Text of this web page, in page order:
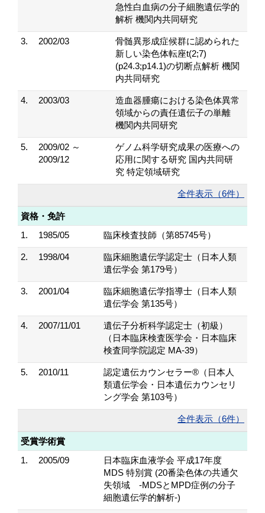
急性白血病の分子細胞遺伝学的
解析 機関内共同研究
3. 2002/03
骨髄異形成症候群に認められた
新しい染色体転座t(2;7)
(p24.3;p14.1)の切断点解析 機関
内共同研究
4. 2003/03
造血器腫瘍における染色体異常
領域からの責任遺伝子の単離
機関内共同研究
5.
2009/02 ～
2009/12
ゲノム科学研究成果の医療への
応用に関する研究 国内共同研
究 特定領域研究
全件表示（6件）
資格・免許
1.
1985/05 臨床検査技師（第85745号）
2. 1998/04
臨床細胞遺伝学認定士（日本人類
遺伝学会 第179号）
3. 2001/04
臨床細胞遺伝学指導士（日本人類
遺伝学会 第135号）
4. 2007/11/01
遺伝子分析科学認定士（初級）
（日本臨床検査医学会・日本臨床
検査同学院認定 MA-39）
5. 2010/11
認定遺伝カウンセラー®（日本人
類遺伝学会・日本遺伝カウンセリ
ング学会 第103号）
全件表示（6件）
受賞学術賞
1.
2005/09
日本臨床血液学会 平成17年度
MDS 特別賞 (20番染色体の共通欠
失領域 -MDSとMPD症例の分子
細胞遺伝学的解析-)